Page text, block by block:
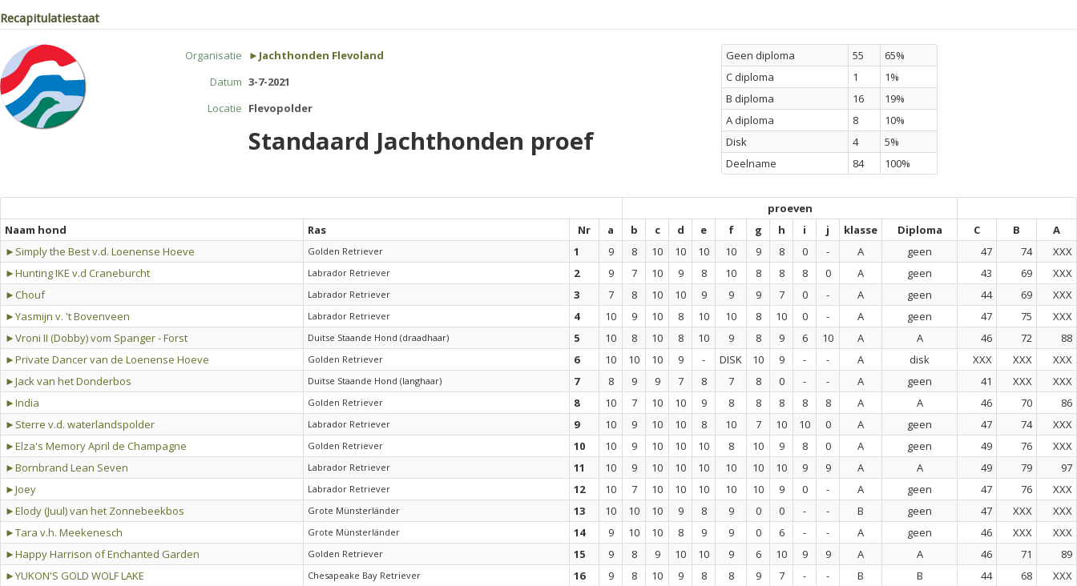
Recapitulatiestaat
Organisatie
►Jachthonden Flevoland
Datum 3-7-2021
Locatie Flevopolder
Standaard Jachthonden proef
Geen diploma 55
65%
C diploma
1
1%
B diploma
16
19%
A diploma
8
10%
Disk
4
5%
Deelname
84 100%
proeven
Naam hond
Ras Nr a b c d e f g h i j klasse Diploma C B
A
►Simply the Best v.d. Loenense Hoeve
Golden Retriever 1 9 8 10 10 10 10 9 8 0 - A geen 47 74
XXX
►Hunting IKE v.d Craneburcht
Labrador Retriever 2 9 7 10 9 8 10 8 8 8 0 A geen 43 69
XXX
►Chouf
Labrador Retriever 3 7 8 10 10 9 9 9 7 0 - A geen 44 69
XXX
►Yasmijn v. 't Bovenveen
Labrador Retriever 4 10 9 10 8 10 10 8 10 0 - A geen 47 75
XXX
►Vroni II (Dobby) vom Spanger - Forst
Duitse Staande Hond (draadhaar) 5 10 8 10 8 10 9 8 9 6 10 A A 46 72
88
►Private Dancer van de Loenense Hoeve
Golden Retriever 6 10 10 10 9 - DISK 10 9 - - A disk XXX XXX
XXX
►Jack van het Donderbos
Duitse Staande Hond (langhaar) 7 8 9 9 7 8 7 8 0 - - A geen 41 XXX
XXX
►India
Golden Retriever 8 10 7 10 10 9 8 8 8 8 8 A A 46 70
86
►Sterre v.d. waterlandspolder
Labrador Retriever 9 10 9 10 10 8 10 7 10 10 0 A geen 47 74
XXX
►Elza's Memory April de Champagne
Golden Retriever 10 10 9 10 10 10 8 10 9 8 0 A geen 49 76
XXX
►Bornbrand Lean Seven
Labrador Retriever 11 10 9 10 10 10 10 10 10 9 9 A A 49 79
97
►Joey
Labrador Retriever 12 10 7 10 10 10 10 10 9 0 - A geen 47 76
XXX
►Elody (Juul) van het Zonnebeekbos
Grote Münsterländer 13 10 10 10 9 8 9 0 0 - - B geen 47 XXX
XXX
►Tara v.h. Meekenesch
Grote Münsterländer 14 9 10 10 8 9 9 0 6 - - A geen 46 XXX
XXX
►Happy Harrison of Enchanted Garden
Golden Retriever 15 9 8 9 10 10 9 6 10 9 9 A A 46 71
89
►YUKON'S GOLD WOLF LAKE
Chesapeake Bay Retriever 16 9 8 10 9 8 8 9 7 - - B B 44 68
XXX